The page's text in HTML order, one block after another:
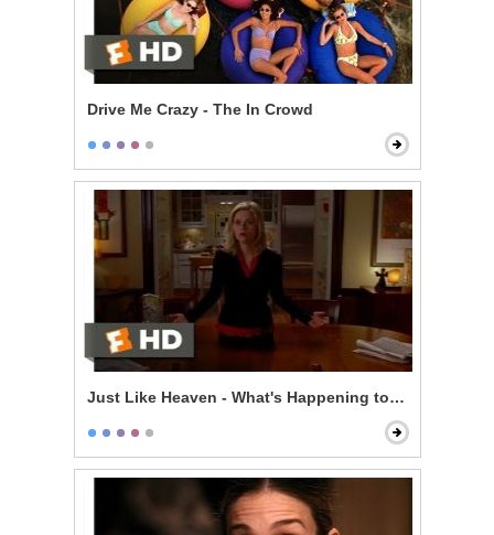
Drive Me Crazy - The In Crowd
Just Like Heaven - What's Happening to Me?